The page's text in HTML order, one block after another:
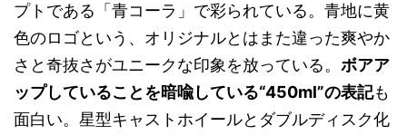
プトである「青コーラ」で彩られている。青地に黄
色のロゴという、オリジナルとはまた違った爽やか
さと奇抜さがユニークな印象を放っている。 ボアア
ップしていることを暗喩している“450ml”の表記も
面白い。星型キャストホイールとダブルディスク化